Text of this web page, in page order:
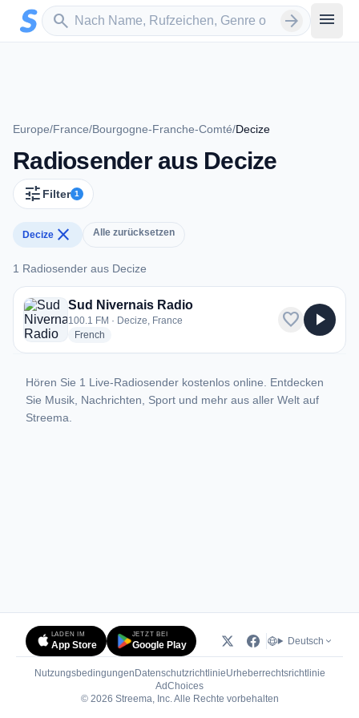
Zum Hauptinhalt springen
search
Sender suchen arrow_forward menu
Europe/France/Bourgogne-Franche-Comté/Decize
Radiosender aus Decize
tune Filter 1
Decize close Alle zurücksetzen
1 Radiosender aus Decize
1 Radiosender aus Decize
Sud Nivernais Radio
100.1 FM · Decize, France
French
favorite play_arrow
Hören Sie 1 Live-Radiosender kostenlos online. Entdecken
Sie Musik, Nachrichten, Sport und mehr aus aller Welt auf
Streema.
LADEN IM
App Store
JETZT BEI
Google Play Deutsch
Nutzungsbedingungen DatenschutzrichtlinieUrheberrechtsrichtlinie
AdChoices(öffnet in neuem Tab)
© 2026 Streema, Inc. Alle Rechte vorbehalten